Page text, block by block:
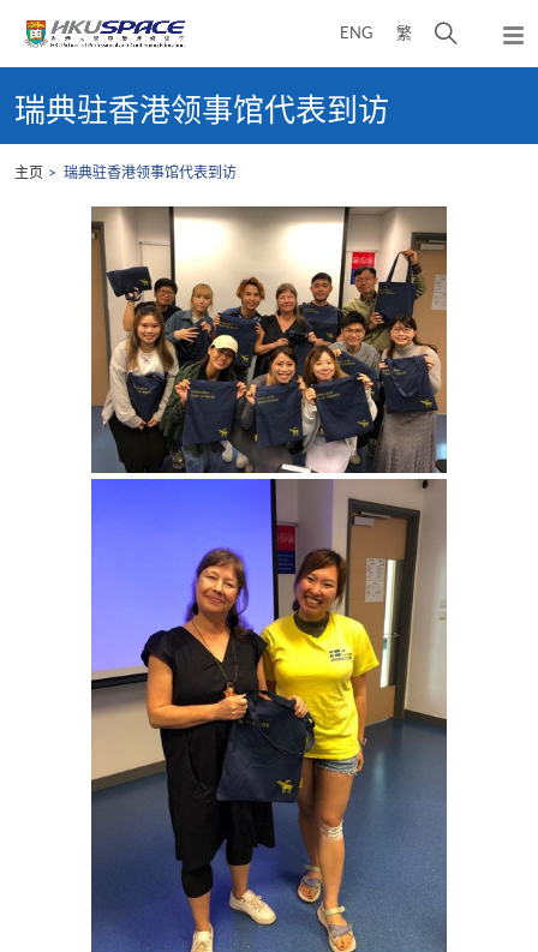
ENG 繁
开
弹
出
单
content
start瑞典驻香港领事馆代表到访
主页 瑞典驻香港领事馆代表到访